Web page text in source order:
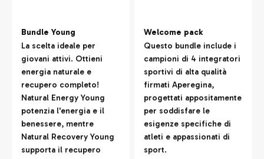
Bundle Young
La scelta ideale per
giovani attivi. Ottieni
energia naturale e
recupero completo!
Natural Energy Young
potenzia l'energia e il
benessere, mentre
Natural Recovery Young
supporta il recupero
Welcome pack
Questo bundle include i
campioni di 4 integratori
sportivi di alta qualità
firmati Aperegina,
progettati appositamente
per soddisfare le
esigenze specifiche di
atleti e appassionati di
sport.